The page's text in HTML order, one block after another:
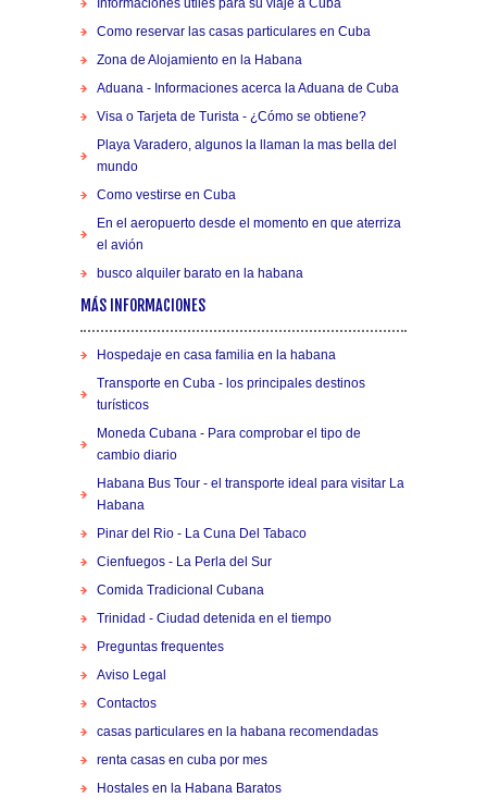
Informaciones utiles para su viaje a Cuba
Como reservar las casas particulares en Cuba
Zona de Alojamiento en la Habana
Aduana - Informaciones acerca la Aduana de Cuba
Visa o Tarjeta de Turista - ¿Cómo se obtiene?
Playa Varadero, algunos la llaman la mas bella del
mundo
Como vestirse en Cuba
En el aeropuerto desde el momento en que aterriza
el avión
busco alquiler barato en la habana
MÁS INFORMACIONES
Hospedaje en casa familia en la habana
Transporte en Cuba - los principales destinos
turísticos
Moneda Cubana - Para comprobar el tipo de
cambio diario
Habana Bus Tour - el transporte ideal para visitar La
Habana
Pinar del Rio - La Cuna Del Tabaco
Cienfuegos - La Perla del Sur
Comida Tradicional Cubana
Trinidad - Ciudad detenida en el tiempo
Preguntas frequentes
Aviso Legal
Contactos
casas particulares en la habana recomendadas
renta casas en cuba por mes
Hostales en la Habana Baratos